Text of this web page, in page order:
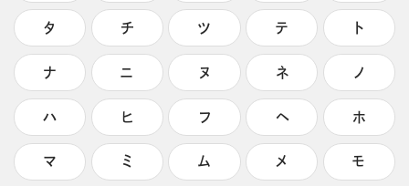
タ チ ツ テ ト
ナ ニ ヌ ネ ノ
ハ ヒ フ ヘ ホ
マ ミ ム メ モ